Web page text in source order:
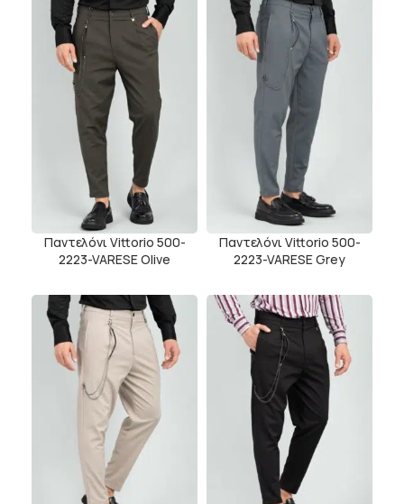
Παντελόνι Vittorio 500-
2223-VARESE Olive
Παντελόνι Vittorio 500-
2223-VARESE Grey